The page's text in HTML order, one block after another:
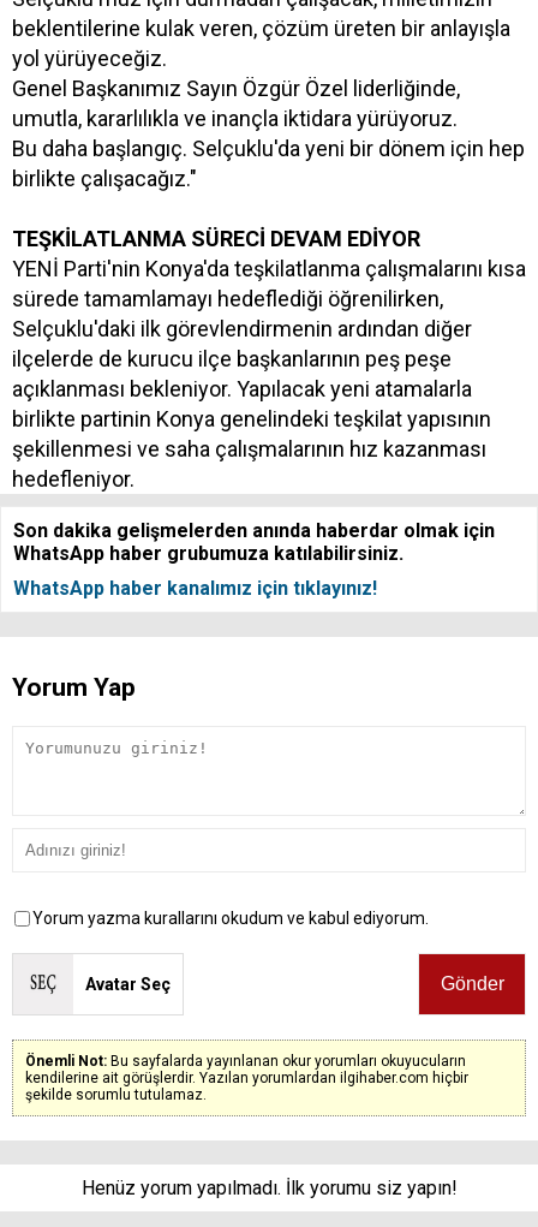
beklentilerine kulak veren, çözüm üreten bir anlayışla
yol yürüyeceğiz.
Genel Başkanımız Sayın Özgür Özel liderliğinde,
umutla, kararlılıkla ve inançla iktidara yürüyoruz.
Bu daha başlangıç. Selçuklu'da yeni bir dönem için hep
birlikte çalışacağız."
TEŞKİLATLANMA SÜRECİ DEVAM EDİYOR
YENİ Parti'nin Konya'da teşkilatlanma çalışmalarını kısa
sürede tamamlamayı hedeflediği öğrenilirken,
Selçuklu'daki ilk görevlendirmenin ardından diğer
ilçelerde de kurucu ilçe başkanlarının peş peşe
açıklanması bekleniyor. Yapılacak yeni atamalarla
birlikte partinin Konya genelindeki teşkilat yapısının
şekillenmesi ve saha çalışmalarının hız kazanması
hedefleniyor.
Son dakika gelişmelerden anında haberdar olmak için
WhatsApp haber grubumuza katılabilirsiniz.
WhatsApp haber kanalımız için tıklayınız!
Yorum Yap
Yorum yazma kurallarını okudum ve kabul ediyorum.
Avatar Seç
Önemli Not: Bu sayfalarda yayınlanan okur yorumları okuyucuların
kendilerine ait görüşlerdir. Yazılan yorumlardan ilgihaber.com hiçbir
şekilde sorumlu tutulamaz.
Henüz yorum yapılmadı. İlk yorumu siz yapın!